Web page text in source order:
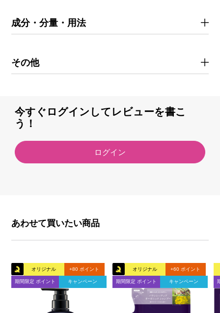
成分・分量・用法
その他
今すぐログインしてレビューを書こ
う！
ログイン
あわせて買いたい商品
オリジナル +80 ポイント
期間限定 ポイント キャンペーン
オリジナル +60 ポイント
期間限定 ポイント キャンペーン